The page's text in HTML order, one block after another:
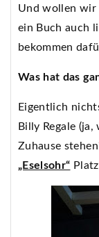
Und wollen wir
ein Buch auch
bekommen
Was hat das
Eigentlich
Billy Regale
Zuhause
„Eselsohr“